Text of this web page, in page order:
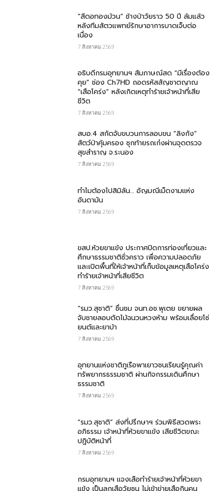
“สีดอทองม้วน” ช้างป่าวัยราว 50 ปี ล้มแล้ว
หลังทีมสัตวแพทย์รักษาอาการบาดเจ็บต่อ
เนื่อง
7 สิงหาคม 2569
อธิบดีกรมอุทยานฯ สัมภาษณ์สด “มีเรื่องต้อง
คุย” ช่อง Ch7HD ถอดรหัสสัญชาตญาณ
“เสือโคร่ง” หลังเกิดเหตุทำร้ายเจ้าหน้าที่เสีย
ชีวิต
7 สิงหาคม 2569
สบอ.4 สกัดจับขบวนการลอบขน “ลิงกัง”
สัตว์ป่าคุ้มครอง ซุกท้ายรถเก๋งผ่านจุดตรวจ
สุขสำราญ จ.ระนอง
7 สิงหาคม 2569
ทำไมต้องไปสิมิลัน… อัญมณีเม็ดงามแห่ง
อันดามัน
7 สิงหาคม 2569
ขสป.ห้วยขาแข้ง ประกาศปิดการท่องเที่ยวและ
ศึกษาธรรมชาติชั่วคราว เพื่อความปลอดภัย
และเปิดพื้นที่ให้เจ้าหน้าที่เก็บข้อมูลเหตุเสือโคร่ง
ทำร้ายเจ้าหน้าที่เสียชีวิต
7 สิงหาคม 2569
“รมว.สุชาติ” ชื่นชม​ จนท.อช.พุเตย​ ขยายผล
จับชายลอบตัดไม้ฉนวนหวงห้าม พร้อมเลื่อยโซ่
ยนต์และยาบ้า
7 สิงหาคม 2569
อุทยานแห่งชาติภูเรือพาเยาวชนเรียนรู้คุณค่า
ทรัพยากรธรรมชาติ ผ่านกิจกรรมเดินศึกษา
ธรรมชาติ
7 สิงหาคม 2569
“รมว.สุชาติ” ส่งที่ปรึกษาฯ ร่วมพิธีสวดพระ
อภิธรรม เจ้าหน้าที่ห้วยขาแข้ง เสียชีวิตขณะ
ปฏิบัติหน้าที่
7 สิงหาคม 2569
กรม​อุทยานฯ แจงเสือทำร้ายเจ้าหน้าที่ห้วยขา
แข้ง เป็นลูกเสือวัยซน ไม่เข้าข่ายเสือกินคน